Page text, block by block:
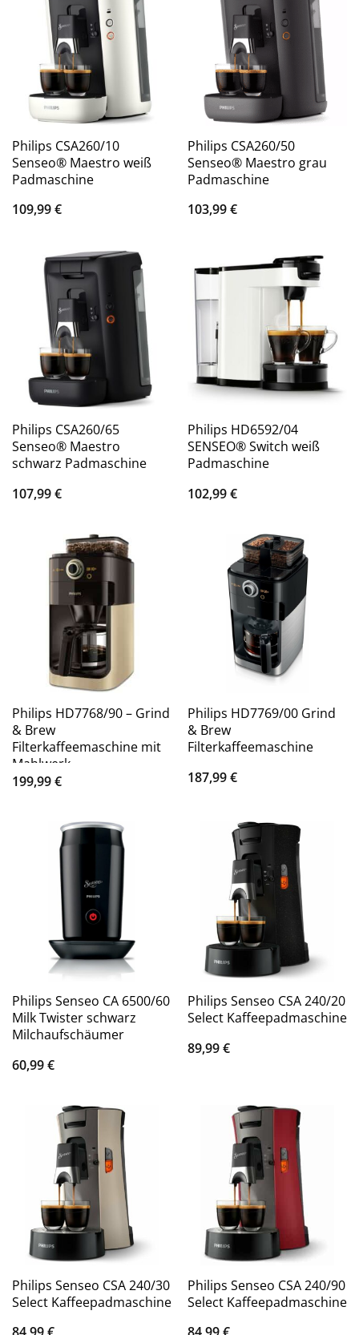
Philips CSA260/10
Senseo® Maestro weiß
Padmaschine
109,99€
Philips CSA260/50
Senseo® Maestro grau
Padmaschine
103,99€
Philips CSA260/65
Senseo® Maestro
schwarz Padmaschine
107,99€
Philips HD6592/04
SENSEO® Switch weiß
Padmaschine
102,99€
Philips HD7768/90 – Grind
& Brew
Filterkaffeemaschine mit
Mahlwerk
199,99€
Philips HD7769/00 Grind
& Brew
Filterkaffeemaschine
187,99€
Philips Senseo CA 6500/60
Milk Twister schwarz
Milchaufschäumer
60,99€
Philips Senseo CSA 240/20
Select Kaffeepadmaschine
89,99€
Philips Senseo CSA 240/30
Select Kaffeepadmaschine
Philips Senseo CSA 240/90
Select Kaffeepadmaschine